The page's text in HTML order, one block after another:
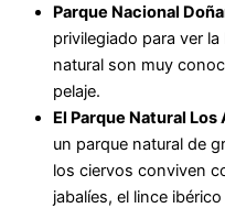
Parque Nacional
privilegiado para ver
natural son muy
pelaje.
El Parque Natural
un parque natural de
los ciervos conviven
jabalíes, el lince